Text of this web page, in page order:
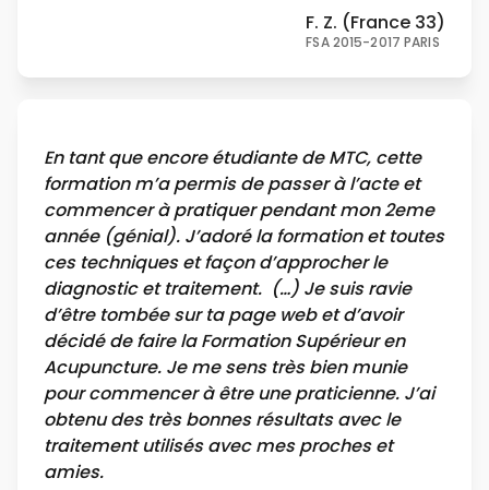
F. Z. (France 33)
FSA 2015-2017 PARIS
En tant que encore étudiante de MTC, cette
formation m’a permis de passer à l’acte et
commencer à pratiquer pendant mon 2eme
année (génial). J’adoré la formation et toutes
ces techniques et façon d’approcher le
diagnostic et traitement. (…) Je suis ravie
d’être tombée sur ta page web et d’avoir
décidé de faire la Formation Supérieur en
Acupuncture. Je me sens très bien munie
pour commencer à être une praticienne. J’ai
obtenu des très bonnes résultats avec le
traitement utilisés avec mes proches et
amies.